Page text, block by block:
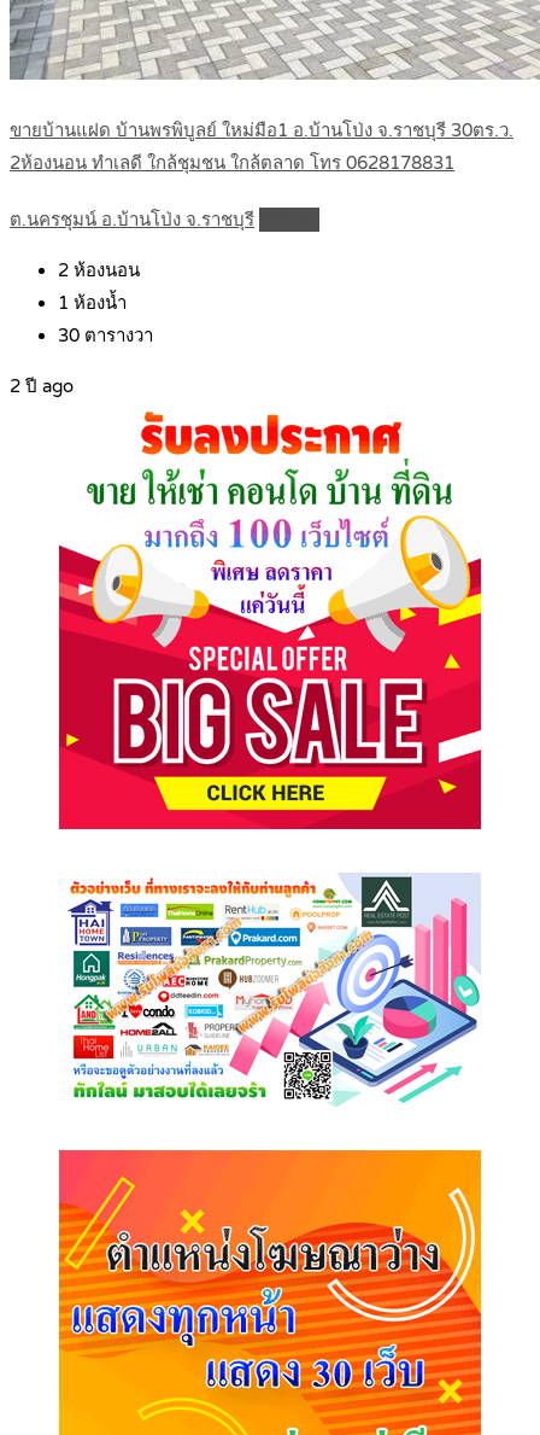
ขายบ้านแฝด บ้านพรพิบูลย์ ใหม่มือ1 อ.บ้านโป่ง จ.ราชบุรี 30ตร.ว.
2ห้องนอน ทำเลดี ใกล้ชุมชน ใกล้ตลาด โทร 0628178831
ต.นครชุมน์ อ.บ้านโป่ง จ.ราชบุรี
2 ห้องนอน
1 ห้องน้ำ
30 ตารางวา
2 ปี ago